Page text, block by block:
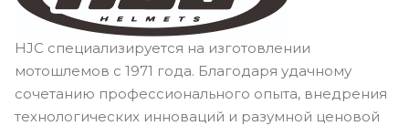
HJC специализируется на изготовлении
мотошлемов с 1971 года. Благодаря удачному
сочетанию профессионального опыта, внедрения
технологических инноваций и разумной ценовой